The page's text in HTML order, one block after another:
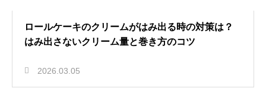
ロールケーキのクリームがはみ出る時の対策は？
はみ出さないクリーム量と巻き方のコツ
2026.03.05